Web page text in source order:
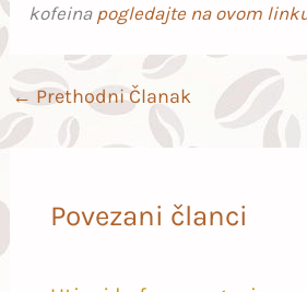
kofeina pogledajte na ovom
←Prethodni Članak
Povezani članci